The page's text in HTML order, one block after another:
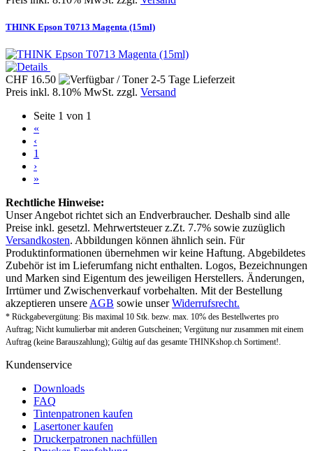
THINK Epson T0713 Magenta (15ml)
CHF 16.50
Preis inkl. 8.10% MwSt. zzgl. Versand
Seite 1 von 1
«
‹
1
›
»
Rechtliche Hinweise:
Unser Angebot richtet sich an Endverbraucher. Deshalb sind alle
Preise inkl. gesetzl. Mehrwertsteuer z.Zt. 7.7% sowie zuzüglich
Versandkosten. Abbildungen können ähnlich sein. Für
Produktinformationen übernehmen wir keine Haftung. Abgebildetes
Zubehör ist im Lieferumfang nicht enthalten. Logos, Bezeichnungen
und Marken sind Eigentum des jeweiligen Herstellers. Änderungen,
Irrtümer und Zwischenverkauf vorbehalten. Mit der Bestellung
akzeptieren unsere AGB sowie unserWiderrufsrecht.
* Rückgabevergütung: Bis maximal 10 Stk. bezw. max. 10% des Bestellwertes pro
Auftrag; Nicht kumulierbar mit anderen Gutscheinen; Vergütung nur zusammen mit einem
Auftrag (keine Barauszahlung); Gültig auf das gesamte THINKshop.ch Sortiment!.
Kundenservice
Downloads
FAQ
Tintenpatronen kaufen
Lasertoner kaufen
Druckerpatronen nachfüllen